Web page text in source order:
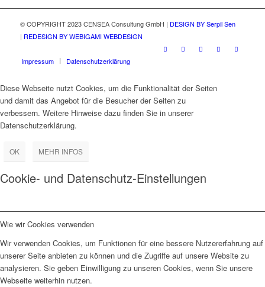
© COPYRIGHT 2023 CENSEA Consultung GmbH | DESIGN BY Serpil Sen
| REDESIGN BY WEBIGAMI WEBDESIGN
Impressum Datenschutzerklärung
Diese Webseite nutzt Cookies, um die Funktionalität der Seiten
und damit das Angebot für die Besucher der Seiten zu
verbessern. Weitere Hinweise dazu finden Sie in unserer
Datenschutzerklärung.
OK MEHR INFOS
Cookie- und Datenschutz-Einstellungen
Wie wir Cookies verwenden
Wir verwenden Cookies, um Funktionen für eine bessere Nutzererfahrung auf
unserer Seite anbieten zu können und die Zugriffe auf unsere Website zu
analysieren. Sie geben Einwilligung zu unseren Cookies, wenn Sie unsere
Webseite weiterhin nutzen.